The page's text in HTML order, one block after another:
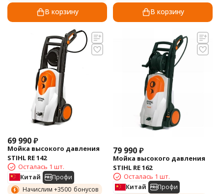
В корзину В корзину
69 990₽
Мойка высокого давления
STIHL RE 142
Осталась 1 шт.
Китай
Профи
Начислим +3500 бонусов
79 990₽
Мойка высокого давления
STIHL RE 162
Осталась 1 шт.
Китай
Профи